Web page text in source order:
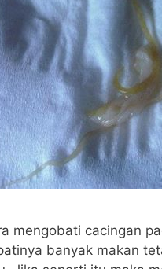
mengobati cacingan
banyak makan